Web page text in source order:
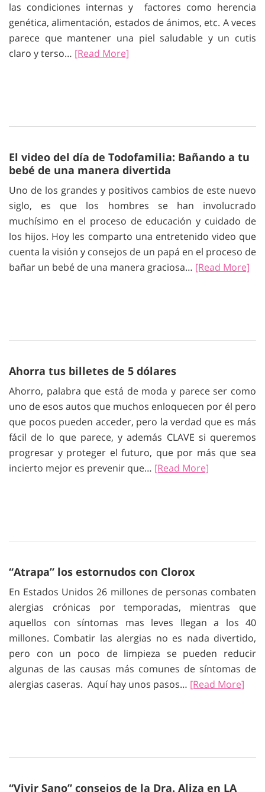
las condiciones internas y factores como herencia
genética, alimentación, estados de ánimos, etc. A veces
parece que mantener una piel saludable y un cutis
claro y terso… [Read More]
El video del día de Todofamilia: Bañando a tu
bebé de una manera divertida
Uno de los grandes y positivos cambios de este nuevo
siglo, es que los hombres se han involucrado
muchísimo en el proceso de educación y cuidado de
los hijos. Hoy les comparto una entretenido video que
cuenta la visión y consejos de un papá en el proceso de
bañar un bebé de una manera graciosa… [Read More]
Ahorra tus billetes de 5 dólares
Ahorro, palabra que está de moda y parece ser como
uno de esos autos que muchos enloquecen por él pero
que pocos pueden acceder, pero la verdad que es más
fácil de lo que parece, y además CLAVE si queremos
progresar y proteger el futuro, que por más que sea
incierto mejor es prevenir que… [Read More]
“Atrapa” los estornudos con Clorox
En Estados Unidos 26 millones de personas combaten
alergias crónicas por temporadas, mientras que
aquellos con síntomas mas leves llegan a los 40
millones. Combatir las alergias no es nada divertido,
pero con un poco de limpieza se pueden reducir
algunas de las causas más comunes de síntomas de
alergias caseras. Aquí hay unos pasos… [Read More]
“Vivir Sano” consejos de la Dra. Aliza en LA